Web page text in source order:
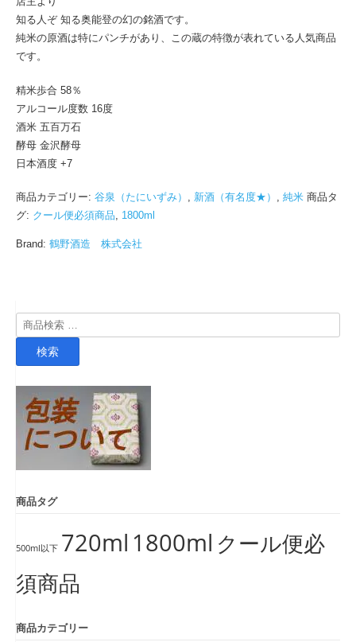
知る人ぞ 知る奥能登の幻の銘酒です。
純米の原酒は特にパンチがあり、この蔵の特徴が表れている人気商品
です。
精米歩合 58％
アルコール度数 16度
酒米 五百万石
酵母 金沢酵母
日本酒度 +7
商品カテゴリー: 谷泉（たにいずみ） , 新酒（有名度★） , 純米 商品タ
グ: クール便必須商品, 1800ml
Brand: 鶴野酒造 株式会社
検
索
検索
商品タグ
500ml以下 720ml 1800ml クール便必
須商品
商品カテゴリー